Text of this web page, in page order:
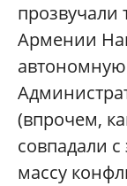
прозвучали
Армении
(впрочем,
совпадали
массу